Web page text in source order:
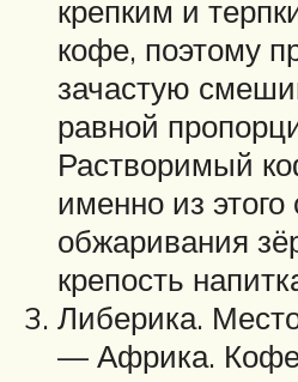
крепким и
кофе, поэтому
зачастую
равной
Растворимый
именно из
обжаривания
крепость
Либерика.
— Африка. Кофе